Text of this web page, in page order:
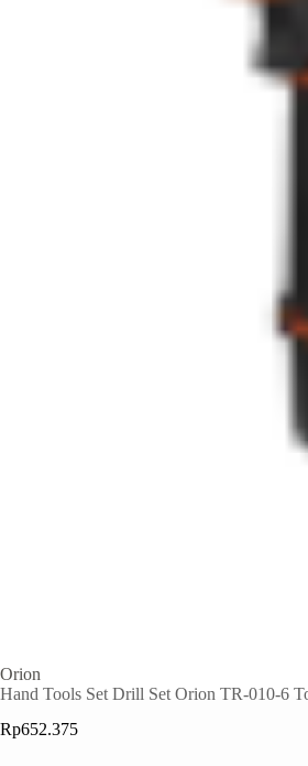
Orion
Hand Tools Set Drill Set Orion TR-010-6
Rp652.375